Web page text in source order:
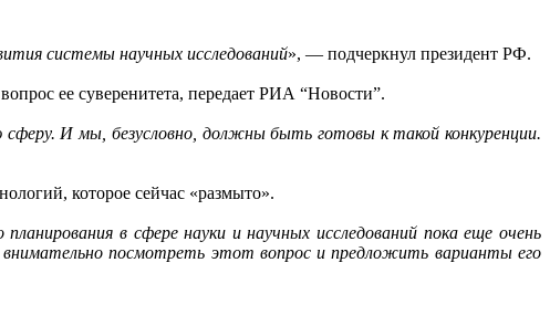
системы научных исследований», — подчеркнул президент РФ.
ее суверенитета, передает РИА “Новости”.
И мы, безусловно, должны быть готовы к такой конкуренции.
которое сейчас «размыто».
в сфере науки и научных исследований пока еще очень
посмотреть этот вопрос и предложить варианты его